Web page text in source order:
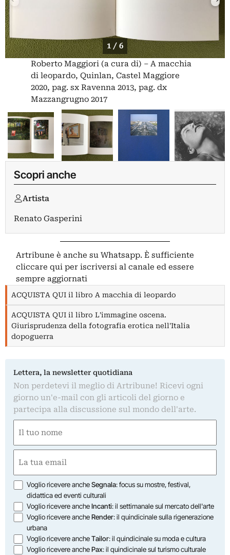
1 / 6
Roberto Maggiori (a cura di) – A macchia
di leopardo, Quinlan, Castel Maggiore
2020, pag. sx Ravenna 2013, pag. dx
Mazzangrugno 2017
Scopri anche
Artista
Renato Gasperini
Artribune è anche su Whatsapp. È sufficiente
cliccare qui per iscriversi al canale ed essere
sempre aggiornati
ACQUISTA QUI il libro A macchia di leopardo
ACQUISTA QUI il libro L'immagine oscena.
Giurisprudenza della fotografia erotica nell'Italia
dopoguerra
Lettera, la newsletter quotidiana
Non perdetevi il meglio di Artribune! Ricevi ogni
giorno un'e-mail con gli articoli del giorno e
partecipa alla discussione sul mondo dell'arte.
(Required)
First
(Required)
Opzioni
Voglio ricevere ancheSegnala: focus su mostre, festival,
didattica ed eventi culturali
Voglio ricevere ancheIncanti: il settimanale sul mercato dell'arte
Voglio ricevere ancheRender: il quindicinale sulla rigenerazione
urbana
Voglio ricevere ancheTailor: il quindicinale su moda e cultura
Voglio ricevere anchePax: il quindicinale sul turismo culturale